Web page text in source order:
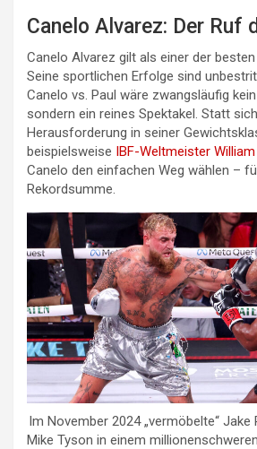
Canelo Alvarez: Der Ruf
Canelo Alvarez gilt als einer der
Seine sportlichen Erfolge sind
Canelo vs. Paul wäre zwangsläufig
sondern ein reines Spektakel. Statt
Herausforderung in seiner
beispielsweise IBF-Weltmeister
Canelo den einfachen Weg wählen –
Rekordsumme.
Im November 2024 „vermöbelte“ Jake
Mike Tyson in einem